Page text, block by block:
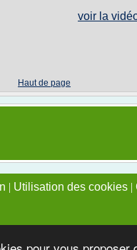
voir la
Haut de page
| Utilisation des cookies |